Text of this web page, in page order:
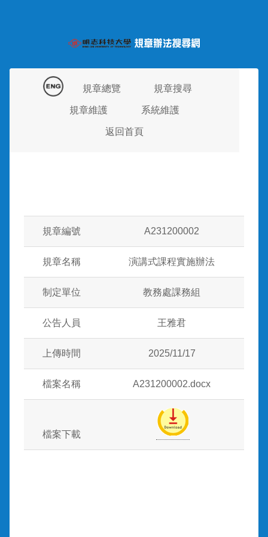
規章總覽 規章搜尋
規章維護 系統維護
返回首頁
規章編號 A231200002
規章名稱 演講式課程實施辦法
制定單位 教務處課務組
公告人員 王雅君
上傳時間 2025/11/17
檔案名稱 A231200002.docx
檔案下載